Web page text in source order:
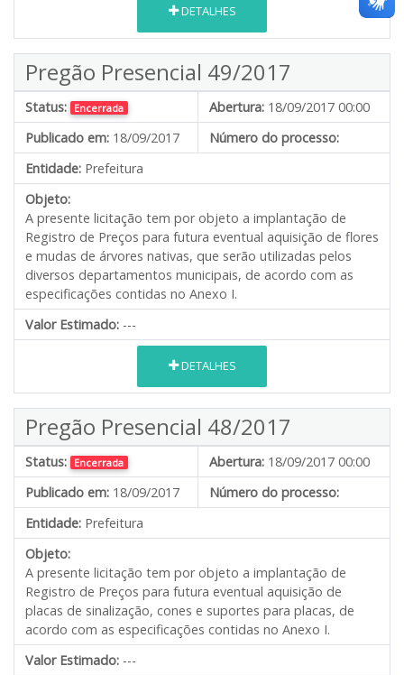
DETALHES
Pregão Presencial 49/2017
Status: Encerrada Abertura: 18/09/2017 00:00
Publicado em: 18/09/2017
Número do processo:
Entidade: Prefeitura
Objeto:
A presente licitação tem por objeto a implantação de
Registro de Preços para futura eventual aquisição de flores
e mudas de árvores nativas, que serão utilizadas pelos
diversos departamentos municipais, de acordo com as
especificações contidas no Anexo I.
Valor Estimado: ---
DETALHES
Pregão Presencial 48/2017
Status: Encerrada Abertura: 18/09/2017 00:00
Publicado em: 18/09/2017
Número do processo:
Entidade: Prefeitura
Objeto:
A presente licitação tem por objeto a implantação de
Registro de Preços para futura eventual aquisição de
placas de sinalização, cones e suportes para placas, de
acordo com as especificações contidas no Anexo I.
Valor Estimado: ---